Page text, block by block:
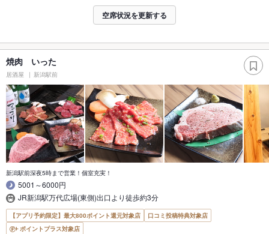
空席状況を更新する
焼肉 いった
居酒屋 新潟駅前
新潟駅前深夜5時まで営業！個室充実！
5001～6000円
JR新潟駅万代広場(東側)出口より徒歩約3分
【アプリ予約限定】最大800ポイント還元対象店
口コミ投稿特典対象店
ポイントプラス対象店